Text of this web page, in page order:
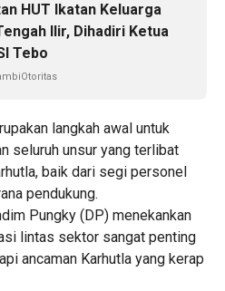
HUT Ikatan Keluarga
Ilir, Dihadiri Ketua
Tebo
langkah awal untuk
seluruh unsur yang terlibat
baik dari segi personel
pendukung.
Pungky (DP) menekankan
lintas sektor sangat penting
ancaman Karhutla yang kerap